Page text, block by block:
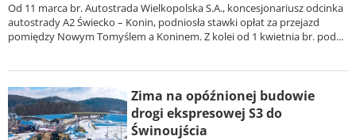
Od 11 marca br. Autostrada Wielkopolska S.A., koncesjonariusz odcinka
autostrady A2 Świecko – Konin, podniosła stawki opłat za przejazd
pomiędzy Nowym Tomyślem a Koninem. Z kolei od 1 kwietnia br. pod...
Zima na opóźnionej budowie
drogi ekspresowej S3 do
Świnoujścia